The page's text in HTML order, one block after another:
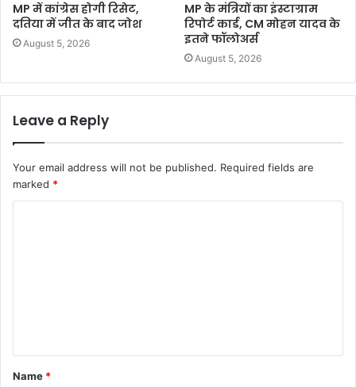
MP में कांग्रेस होगी रिसेट,
दतिया में जीत के बाद जोश
August 5, 2026
MP के मंत्रियों का इंस्टाग्राम
रिपोर्ट कार्ड, CM मोहन यादव के
इतने फॉलोअर्स
August 5, 2026
Leave a Reply
Your email address will not be published. Required fields are
marked *
t
*
Name *